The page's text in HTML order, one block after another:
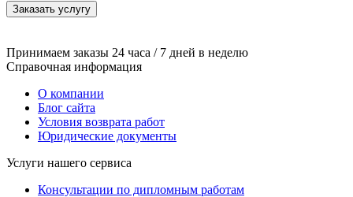
Заказать услугу
Принимаем заказы 24 часа / 7 дней в неделю
Справочная информация
О компании
Блог сайта
Условия возврата работ
Юридические документы
Услуги нашего сервиса
Консультации по дипломным работам